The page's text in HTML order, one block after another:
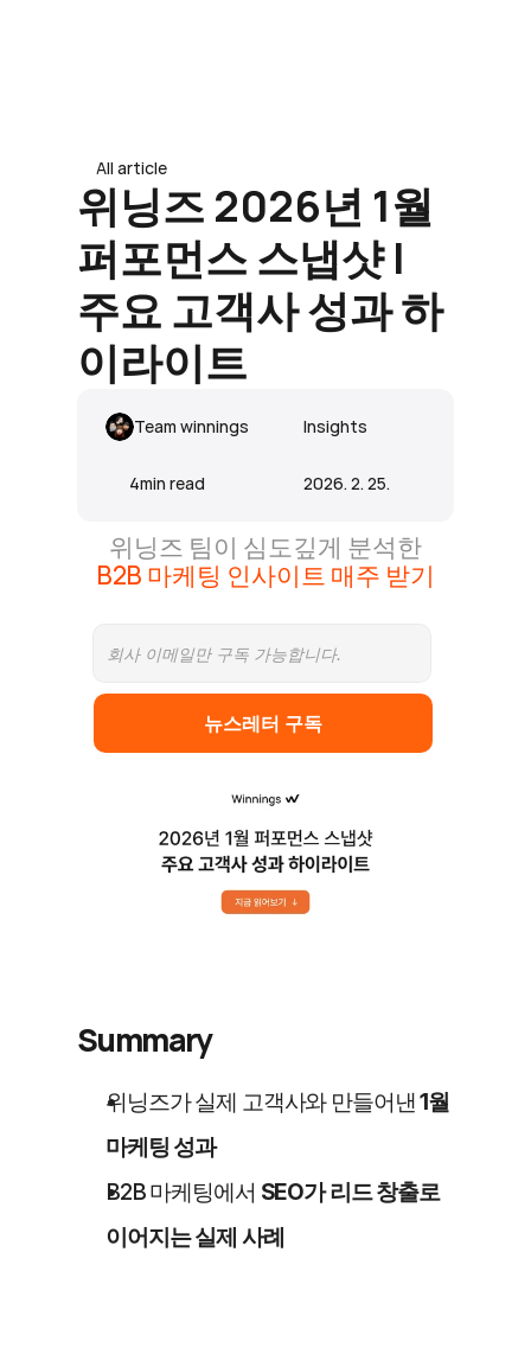
위닝즈 2026년 1월
퍼포먼스 스냅샷 |
주요 고객사 성과 하
이라이트
Team winnings Insights
4min read 2026. 2. 25.
위닝즈 팀이 심도깊게 분석한
B2B 마케팅 인사이트 매주 받기
뉴스레터 구독
Summary
위닝즈가 실제 고객사와 만들어낸 1월
마케팅 성과
B2B 마케팅에서 SEO가 리드 창출로
이어지는 실제 사례
All article